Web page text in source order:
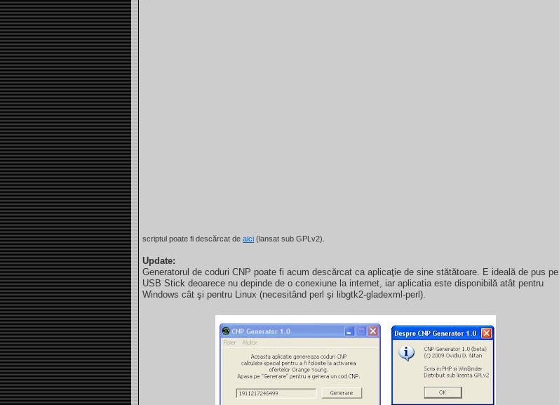
scriptul poate fi descărcat deaici (lansat sub GPLv2).
Update:
Generatorul de coduri CNP poate fi acum descărcat ca aplicaţie de sine stătătoare. E ideală de pus pe
USB Stick deoarece nu depinde de o conexiune la internet, iar aplicatia este disponibilă atât pentru
Windows cât şi pentru Linux (necesitând perl şi libgtk2-gladexml-perl).